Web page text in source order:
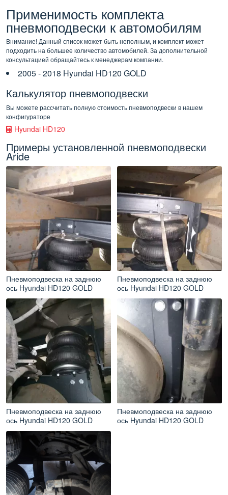
Применимость комплекта
пневмоподвески к автомобилям
Внимание! Данный список может быть неполным, и комплект может
подходить на большее количество автомобилей. За дополнительной
консультацией обращайтесь к менеджерам компании.
2005 - 2018 Hyundai HD120 GOLD
Калькулятор пневмоподвески
Вы можете рассчитать полную стоимость пневмоподвески в нашем
конфигураторе
Hyundai HD120
Примеры установленной пневмоподвески
Aride
Пневмоподвеска на заднюю
ось Hyundai HD120 GOLD
Пневмоподвеска на заднюю
ось Hyundai HD120 GOLD
Пневмоподвеска на заднюю
ось Hyundai HD120 GOLD
Пневмоподвеска на заднюю
ось Hyundai HD120 GOLD